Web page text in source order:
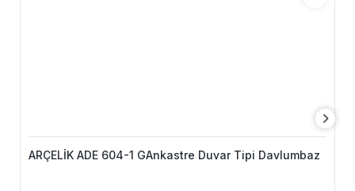
ARÇELİK ADE 604-1 GAnkastre Duvar Tipi Davlumbaz